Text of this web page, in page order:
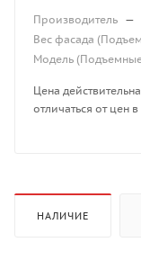
Производитель —
Вес фасада
Модель
Цена
отличаться от цен
НАЛИЧИЕ